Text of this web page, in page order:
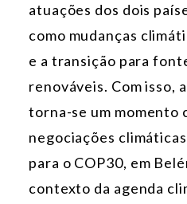
atuações dos dois
como mudanças
e a transição para
renováveis. Com isso,
torna-se um momento
negociações
para o COP30, em
contexto da agenda